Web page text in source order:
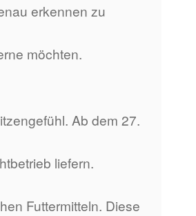
erkennen zu
möchten.
Ab dem 27.
liefern.
Futtermitteln. ​Diese